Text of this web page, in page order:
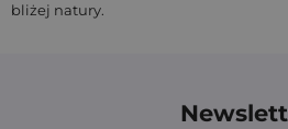
bliżej natury.